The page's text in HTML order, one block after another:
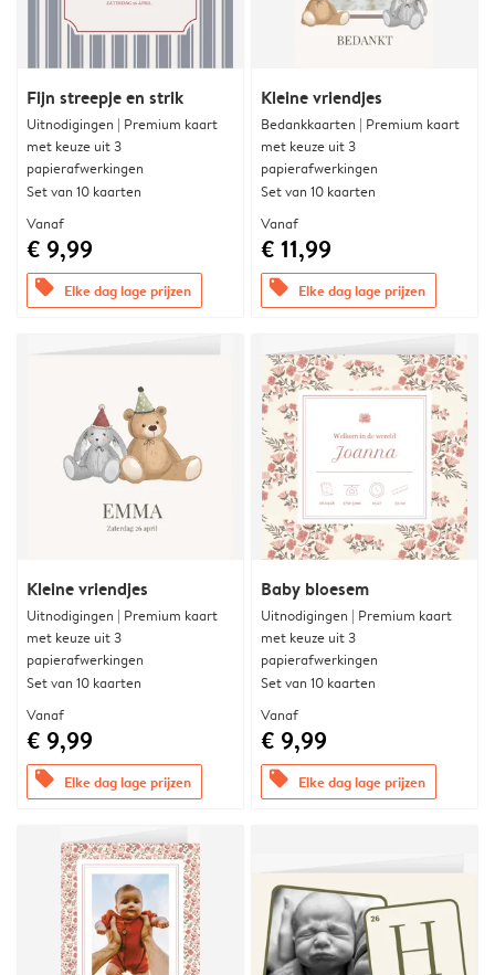
Fijn streepje en strik
Uitnodigingen | Premium kaart
met keuze uit 3
papierafwerkingen
Set van 10 kaarten
Vanaf
€ 9,99
offers Elke dag lage prijzen
Kleine vriendjes
Bedankkaarten | Premium kaart
met keuze uit 3
papierafwerkingen
Set van 10 kaarten
Vanaf
€ 11,99
offers Elke dag lage prijzen
Kleine vriendjes
Uitnodigingen | Premium kaart
met keuze uit 3
papierafwerkingen
Set van 10 kaarten
Vanaf
€ 9,99
offers Elke dag lage prijzen
Baby bloesem
Uitnodigingen | Premium kaart
met keuze uit 3
papierafwerkingen
Set van 10 kaarten
Vanaf
€ 9,99
offers Elke dag lage prijzen